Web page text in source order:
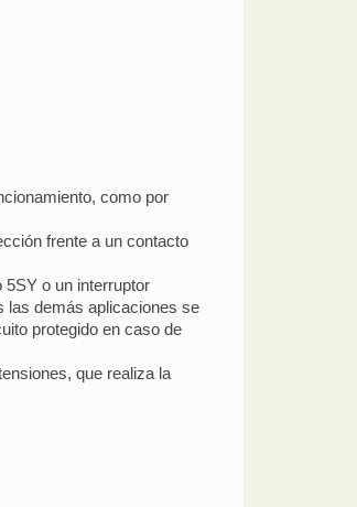
como por
frente a un contacto
o un interruptor
las demás aplicaciones se
protegido en caso de
que realiza la